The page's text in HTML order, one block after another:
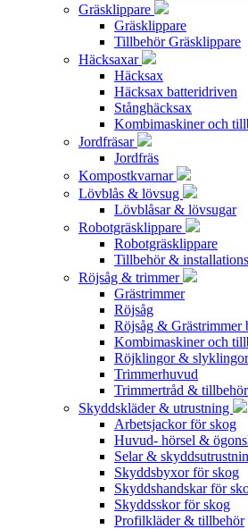
Gräsklippare
Gräsklippare
Tillbehör Gräsklippare
Häcksaxar
Häcksax
Häcksax batteridriven
Stånghäcksax
Kombimaskiner och
Jordfräsar
Jordfräs
Kompostkvarnar
Lövblås & lövsug
Lövblåsar & lövsugar
Robotgräsklippare
Robotgräsklippare
Tillbehör &
Röjsåg & trimmer
Grästrimmer
Röjsåg
Röjsåg & Grästrimmer
Kombimaskiner och
Röjklingor & slyklingor
Trimmerhuvud
Trimmertråd & tillbehör
Skyddskläder & utrustning
Arbetsjackor för skog
Huvud- hörsel &
Selar &
Skyddsbyxor för skog
Skyddshandskar för
Skyddsskor för skog
Profilkläder & tillbehör